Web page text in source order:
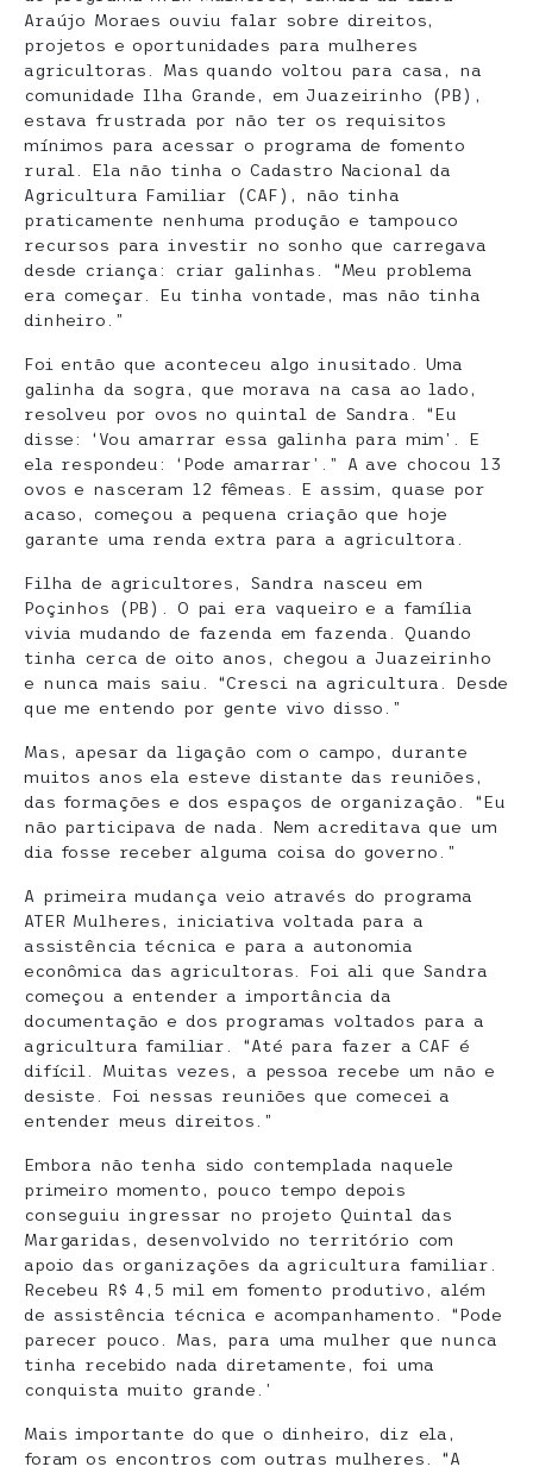
Araújo Moraes ouviu falar sobre direitos,
projetos e oportunidades para mulheres
agricultoras. Mas quando voltou para casa, na
comunidade Ilha Grande, em Juazeirinho (PB),
estava frustrada por não ter os requisitos
mínimos para acessar o programa de fomento
rural. Ela não tinha o Cadastro Nacional da
Agricultura Familiar (CAF), não tinha
praticamente nenhuma produção e tampouco
recursos para investir no sonho que carregava
desde criança: criar galinhas. “Meu problema
era começar. Eu tinha vontade, mas não tinha
dinheiro.”
Foi então que aconteceu algo inusitado. Uma
galinha da sogra, que morava na casa ao lado,
resolveu por ovos no quintal de Sandra. “Eu
disse: ‘Vou amarrar essa galinha para mim’. E
ela respondeu: ‘Pode amarrar’.” A ave chocou 13
ovos e nasceram 12 fêmeas. E assim, quase por
acaso, começou a pequena criação que hoje
garante uma renda extra para a agricultora.
Filha de agricultores, Sandra nasceu em
Poçinhos (PB). O pai era vaqueiro e a família
vivia mudando de fazenda em fazenda. Quando
tinha cerca de oito anos, chegou a Juazeirinho
e nunca mais saiu. “Cresci na agricultura. Desde
que me entendo por gente vivo disso.”
Mas, apesar da ligação com o campo, durante
muitos anos ela esteve distante das reuniões,
das formações e dos espaços de organização. “Eu
não participava de nada. Nem acreditava que um
dia fosse receber alguma coisa do governo.”
A primeira mudança veio através do programa
ATER Mulheres, iniciativa voltada para a
assistência técnica e para a autonomia
econômica das agricultoras. Foi ali que Sandra
começou a entender a importância da
documentação e dos programas voltados para a
agricultura familiar. “Até para fazer a CAF é
difícil. Muitas vezes, a pessoa recebe um não e
desiste. Foi nessas reuniões que comecei a
entender meus direitos.”
Embora não tenha sido contemplada naquele
primeiro momento, pouco tempo depois
conseguiu ingressar no projeto Quintal das
Margaridas, desenvolvido no território com
apoio das organizações da agricultura familiar.
Recebeu R$ 4,5 mil em fomento produtivo, além
de assistência técnica e acompanhamento. “Pode
parecer pouco. Mas, para uma mulher que nunca
tinha recebido nada diretamente, foi uma
conquista muito grande.’
Mais importante do que o dinheiro, diz ela,
foram os encontros com outras mulheres. “A